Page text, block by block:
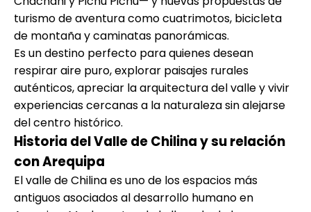
turismo de aventura como cuatrimotos, bicicleta
de montaña y caminatas panorámicas.
Es un destino perfecto para quienes desean
respirar aire puro, explorar paisajes rurales
auténticos, apreciar la arquitectura del valle y vivir
experiencias cercanas a la naturaleza sin alejarse
del centro histórico.
Historia del Valle de Chilina y su relación
con Arequipa
El valle de Chilina es uno de los espacios más
antiguos asociados al desarrollo humano en